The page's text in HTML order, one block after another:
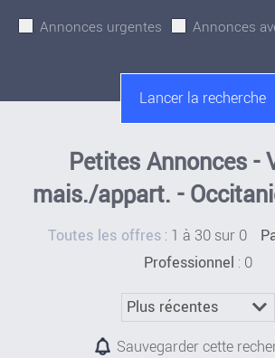
Annonces urgentes
Annonces
Petites Annonces -
mais./appart. -
Toutes les offres : 1 à 30 sur 0
Professionnel : 0
Sauvegarder cette